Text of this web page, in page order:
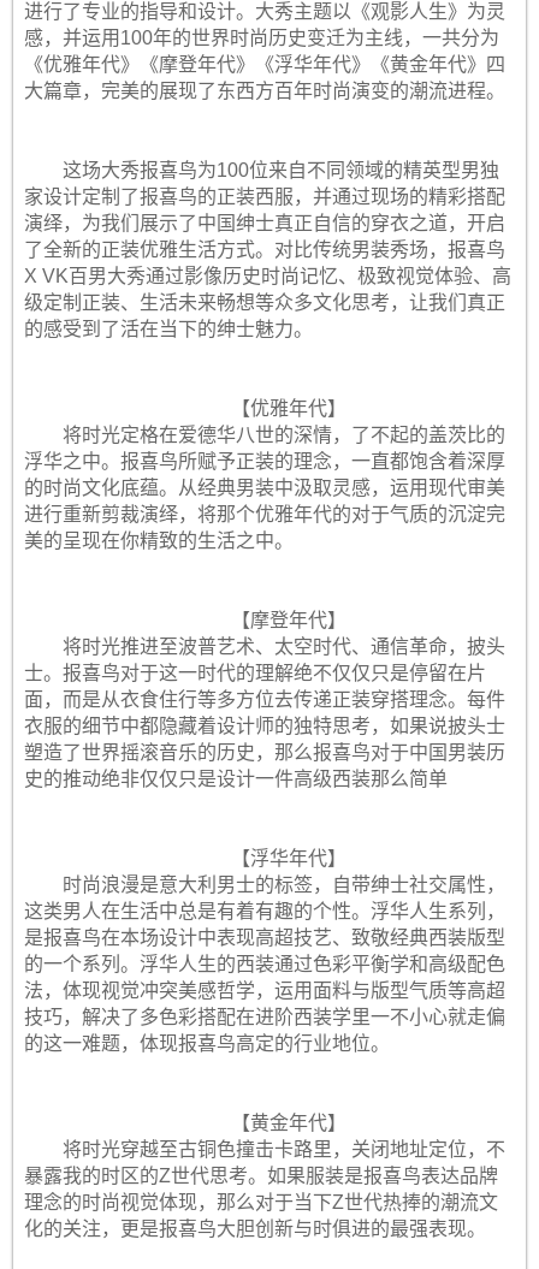
进行了专业的指导和设计。大秀主题以《观影人生》为灵
感，并运用100年的世界时尚历史变迁为主线，一共分为
《优雅年代》《摩登年代》《浮华年代》《黄金年代》四
大篇章，完美的展现了东西方百年时尚演变的潮流进程。
这场大秀报喜鸟为100位来自不同领域的精英型男独
家设计定制了报喜鸟的正装西服，并通过现场的精彩搭配
演绎，为我们展示了中国绅士真正自信的穿衣之道，开启
了全新的正装优雅生活方式。对比传统男装秀场，报喜鸟
X VK百男大秀通过影像历史时尚记忆、极致视觉体验、高
级定制正装、生活未来畅想等众多文化思考，让我们真正
的感受到了活在当下的绅士魅力。
【优雅年代】
将时光定格在爱德华八世的深情，了不起的盖茨比的
浮华之中。报喜鸟所赋予正装的理念，一直都饱含着深厚
的时尚文化底蕴。从经典男装中汲取灵感，运用现代审美
进行重新剪裁演绎，将那个优雅年代的对于气质的沉淀完
美的呈现在你精致的生活之中。
【摩登年代】
将时光推进至波普艺术、太空时代、通信革命，披头
士。报喜鸟对于这一时代的理解绝不仅仅只是停留在片
面，而是从衣食住行等多方位去传递正装穿搭理念。每件
衣服的细节中都隐藏着设计师的独特思考，如果说披头士
塑造了世界摇滚音乐的历史，那么报喜鸟对于中国男装历
史的推动绝非仅仅只是设计一件高级西装那么简单
【浮华年代】
时尚浪漫是意大利男士的标签，自带绅士社交属性，
这类男人在生活中总是有着有趣的个性。浮华人生系列，
是报喜鸟在本场设计中表现高超技艺、致敬经典西装版型
的一个系列。浮华人生的西装通过色彩平衡学和高级配色
法，体现视觉冲突美感哲学，运用面料与版型气质等高超
技巧，解决了多色彩搭配在进阶西装学里一不小心就走偏
的这一难题，体现报喜鸟高定的行业地位。
【黄金年代】
将时光穿越至古铜色撞击卡路里，关闭地址定位，不
暴露我的时区的Z世代思考。如果服装是报喜鸟表达品牌
理念的时尚视觉体现，那么对于当下Z世代热捧的潮流文
化的关注，更是报喜鸟大胆创新与时俱进的最强表现。